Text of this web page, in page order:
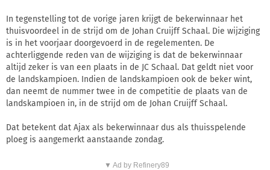
In tegenstelling tot de vorige jaren krijgt de bekerwinnaar het
thuisvoordeel in de strijd om de Johan Cruijff Schaal. Die wijziging
is in het voorjaar doorgevoerd in de regelementen. De
achterliggende reden van de wijziging is dat de bekerwinnaar
altijd zeker is van een plaats in de JC Schaal. Dat geldt niet voor
de landskampioen. Indien de landskampioen ook de beker wint,
dan neemt de nummer twee in de competitie de plaats van de
landskampioen in, in de strijd om de Johan Cruijff Schaal.
Dat betekent dat Ajax als bekerwinnaar dus als thuisspelende
ploeg is aangemerkt aanstaande zondag.
▼ Ad by Refinery89